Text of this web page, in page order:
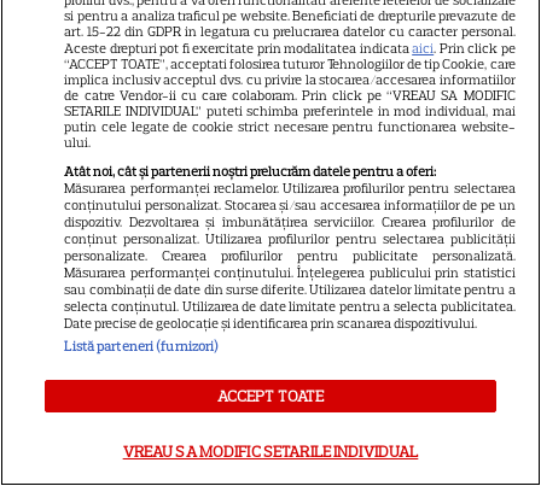
11
„Povestea peștelui posac”,
aventura animată inspirată
dintr-un bestseller The New
York Times, ajunge în
16
NETFLIX
Noutăți Netflix în august 2026:
Robert De Niro, „Nosferatu” și
noile sezoane din „Outer
Banks” și „Un veac de
si pentru a analiza traficul pe website. Beneficiati de drepturile prevazute de
art. 15-22 din GDPR in legatura cu prelucrarea datelor cu caracter personal.
Aceste drepturi pot fi exercitate prin modalitatea indicataaici. Prin click pe
“ACCEPT TOATE”, acceptati folosirea tuturor Tehnologiilor de tip Cookie, care
implica inclusiv acceptul dvs. cu privire la stocarea/accesarea informatiilor
de catre Vendor-ii cu care colaboram. Prin click pe “VREAU SA MODIFIC
SETARILE INDIVIDUAL” puteti schimba preferintele in mod individual, mai
putin cele legate de cookie strict necesare pentru functionarea website-
ului.
Atât noi, cât și partenerii noștri prelucrăm datele pentru a oferi:
Măsurarea performanței reclamelor. Utilizarea profilurilor pentru selectarea
conținutului personalizat. Stocarea și/sau accesarea informațiilor de pe un
dispozitiv. Dezvoltarea și îmbunătățirea serviciilor. Crearea profilurilor de
conținut personalizat. Utilizarea profilurilor pentru selectarea publicității
personalizate. Crearea profilurilor pentru publicitate personalizată.
Măsurarea performanței conținutului. Înțelegerea publicului prin statistici
sau combinații de date din surse diferite. Utilizarea datelor limitate pentru a
selecta conținutul. Utilizarea de date limitate pentru a selecta publicitatea.
Date precise de geolocație și identificarea prin scanarea dispozitivului.
Listă parteneri (furnizori)
ACCEPT TOATE
VREAU SA MODIFIC SETARILE INDIVIDUAL